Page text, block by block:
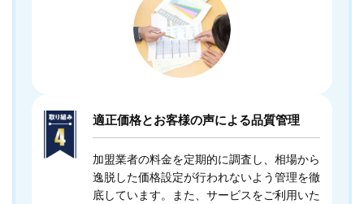
適正価格とお客様の声による品質管理
加盟業者の料金を定期的に調査し、相場から
逸脱した価格設定が行われないよう管理を徹
底しています。また、サービスをご利用いた